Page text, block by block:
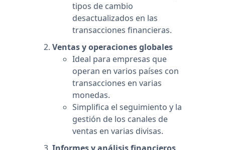
tipos de cambio
desactualizados en las
transacciones financieras.
Ventas y operaciones globales
Ideal para empresas que
operan en varios países con
transacciones en varias
monedas.
Simplifica el seguimiento y la
gestión de los canales de
ventas en varias divisas.